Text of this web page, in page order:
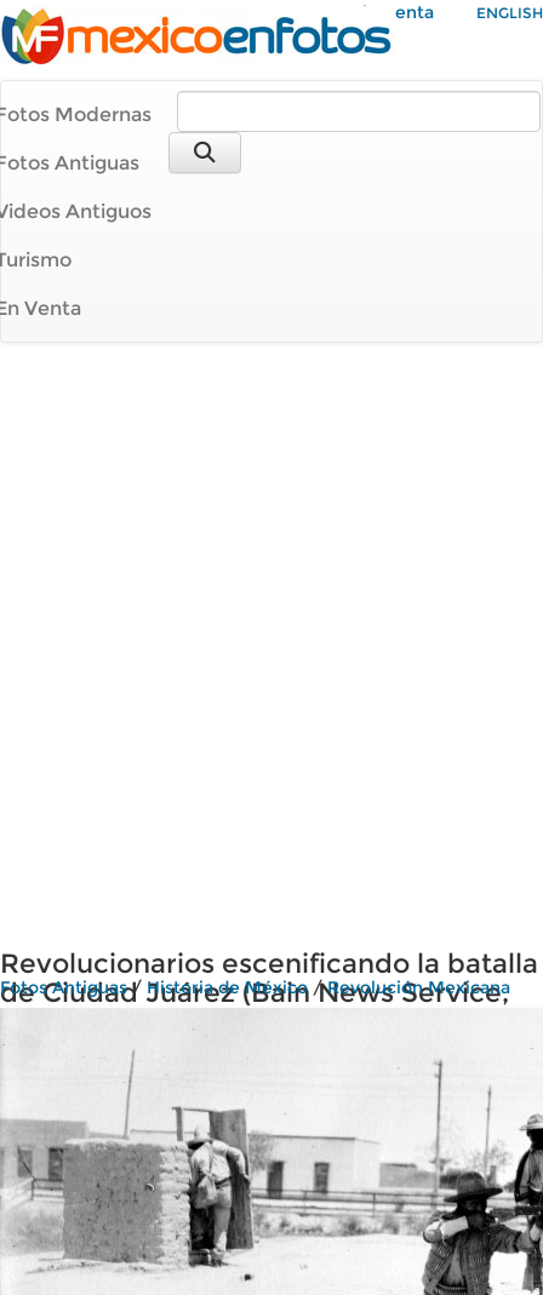
Mi Cuenta ENGLISH
Modernas
Antiguas
Antiguos
Venta
Revolucionarios escenificando la batalla
de Ciudad Juárez (Bain News Service,
Fotos Antiguas/ Historia de México/Revolución Mexicana